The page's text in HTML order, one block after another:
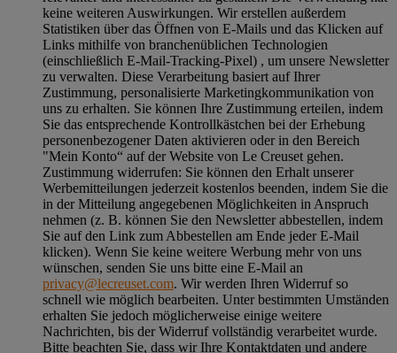
keine weiteren Auswirkungen. Wir erstellen außerdem
Statistiken über das Öffnen von E-Mails und das Klicken auf
Links mithilfe von branchenüblichen Technologien
(einschließlich E-Mail-Tracking-Pixel) , um unsere Newsletter
zu verwalten. Diese Verarbeitung basiert auf Ihrer
Zustimmung, personalisierte Marketingkommunikation von
uns zu erhalten. Sie können Ihre Zustimmung erteilen, indem
Sie das entsprechende Kontrollkästchen bei der Erhebung
personenbezogener Daten aktivieren oder in den Bereich
"Mein Konto“ auf der Website von Le Creuset gehen.
Zustimmung widerrufen: Sie können den Erhalt unserer
Werbemitteilungen jederzeit kostenlos beenden, indem Sie die
in der Mitteilung angegebenen Möglichkeiten in Anspruch
nehmen (z. B. können Sie den Newsletter abbestellen, indem
Sie auf den Link zum Abbestellen am Ende jeder E-Mail
klicken). Wenn Sie keine weitere Werbung mehr von uns
wünschen, senden Sie uns bitte eine E-Mail an
privacy@lecreuset.com. Wir werden Ihren Widerruf so
schnell wie möglich bearbeiten. Unter bestimmten Umständen
erhalten Sie jedoch möglicherweise einige weitere
Nachrichten, bis der Widerruf vollständig verarbeitet wurde.
Bitte beachten Sie, dass wir Ihre Kontaktdaten und andere